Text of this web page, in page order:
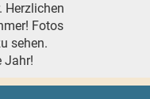
Herzlichen
Fotos
sehen.
Jahr!